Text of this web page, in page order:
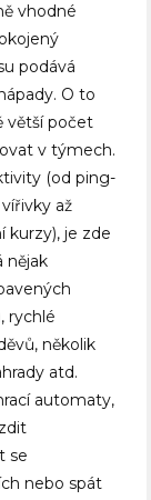
vhodné
podává
O to
větší počet
v týmech.
(od ping-
až
kurzy), je zde
nějak
rychlé
několik
atd.
automaty,
se
nebo spát